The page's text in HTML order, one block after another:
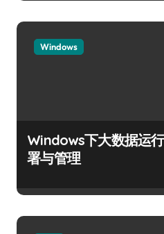
Windows
Windows下大数据运
署与管理